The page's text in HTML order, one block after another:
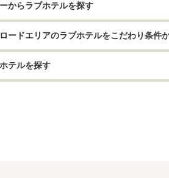
からラブホテルを探す
ードエリアのラブホテルをこだわり条件
テルを探す